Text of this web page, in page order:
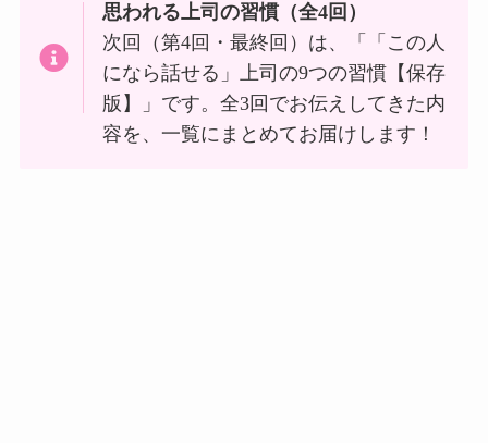
思われる上司の習慣（全4回）
次回（第4回・最終回）は、「「この人
になら話せる」上司の9つの習慣【保存
版】」です。全3回でお伝えしてきた内
容を、一覧にまとめてお届けします！